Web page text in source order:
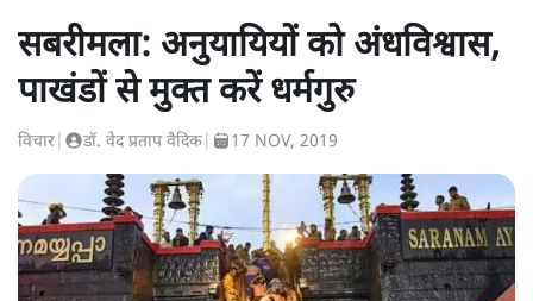
सबरीमला: अनुयायियों को अंधविश्वास,
पाखंडों से मुक्त करें धर्मगुरु
विचार डॉ. वेद प्रताप वैदिक 17 NOV, 2019